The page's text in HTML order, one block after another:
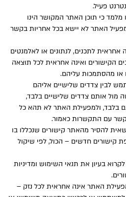
פעיל.
מלמד כי תוכן האתר המקושר הינו
האתר לא יישא בכל אחריות בקשר
לתכנים, לנתונים או לאלמנטים
הקישורים ואינה אחראית לכל תוצאה
מהסתמכות עליהם.
לבין צדדים שלישיים אליהם
מול אותם צדדים שלישיים בלבד,
בלבד, ולמפעילת האתר לא תהא כל
עם התקשרות כאמור.
להסיר מהאתר קישורים שנכללו בו
קישורים חדשים – הכול, לפי שיקול
בעיון את תנאי השימוש ומדיניות
האתר אינה אחראית לכל נזק –